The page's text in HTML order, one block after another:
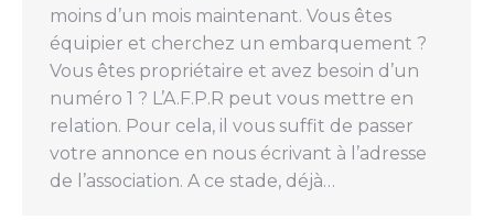
moins d’un mois maintenant. Vous êtes
équipier et cherchez un embarquement ?
Vous êtes propriétaire et avez besoin d’un
numéro 1 ? L’A.F.P.R peut vous mettre en
relation. Pour cela, il vous suffit de passer
votre annonce en nous écrivant à l’adresse
de l’association. A ce stade, déjà…